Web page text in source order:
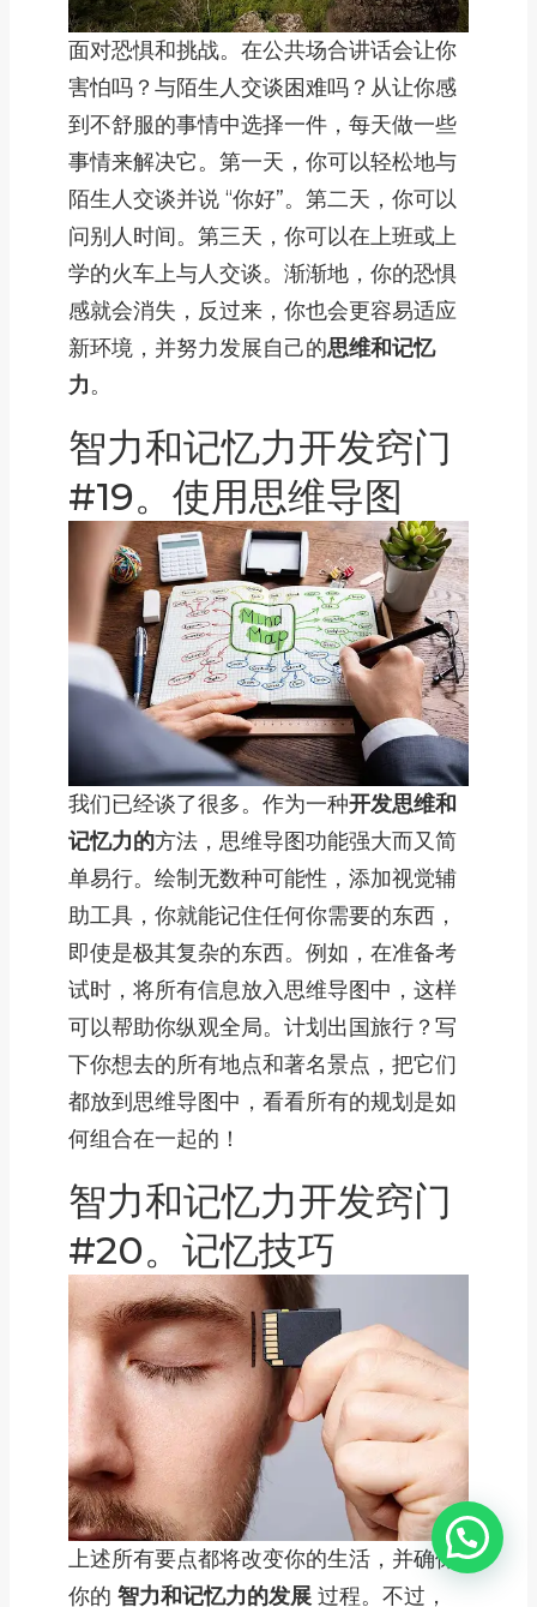
面对恐惧和挑战。在公共场合讲话会让你
害怕吗？与陌生人交谈困难吗？从让你感
到不舒服的事情中选择一件，每天做一些
事情来解决它。第一天，你可以轻松地与
陌生人交谈并说 “你好”。第二天，你可以
问别人时间。第三天，你可以在上班或上
学的火车上与人交谈。渐渐地，你的恐惧
感就会消失，反过来，你也会更容易适应
新环境，并努力发展自己的思维和记忆
力。
智力和记忆力开发窍门
#19。使用思维导图
我们已经谈了很多。作为一种开发思维和
记忆力的方法，思维导图功能强大而又简
单易行。绘制无数种可能性，添加视觉辅
助工具，你就能记住任何你需要的东西，
即使是极其复杂的东西。例如，在准备考
试时，将所有信息放入思维导图中，这样
可以帮助你纵观全局。计划出国旅行？写
下你想去的所有地点和著名景点，把它们
都放到思维导图中，看看所有的规划是如
何组合在一起的！
智力和记忆力开发窍门
#20。记忆技巧
上述所有要点都将改变你的生活，并确保
你的智力和记忆力的发展 过程。不过，